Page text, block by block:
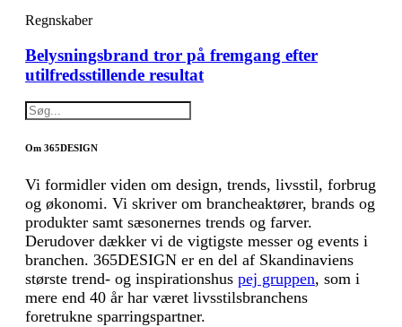
Regnskaber
Belysningsbrand tror på fremgang efter
utilfredsstillende resultat
Om 365DESIGN
Vi formidler viden om design, trends, livsstil, forbrug
og økonomi. Vi skriver om brancheaktører, brands og
produkter samt sæsonernes trends og farver.
Derudover dækker vi de vigtigste messer og events i
branchen. 365DESIGN er en del af Skandinaviens
største trend- og inspirationshus pej gruppen, som i
mere end 40 år har været livsstilsbranchens
foretrukne sparringspartner.